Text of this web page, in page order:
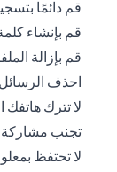
قم دائمًا
قم بإنشاء
قم بإزالة
احذف الرسائل
لا تترك
تجنب مشاركة
لا تحتفظ